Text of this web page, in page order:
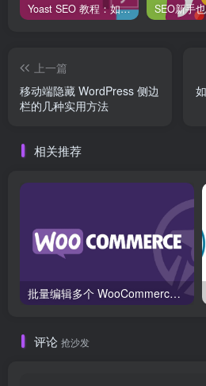
Yoast SEO 教程：如何设置 Facebook 和 Twitter 的分享预览
上一篇
移动端隐藏 WordPress 侧边
栏的几种实用方法
相关推荐
批量编辑多个 WooCommerce 产品变体价格的 2 个方法？
评论 抢沙发